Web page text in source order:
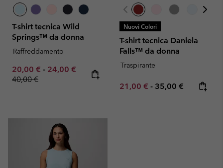
T-shirt tecnica Wild
Springs™ da donna
Raffreddamento
Minimum sale price:
20,00 € - Maximum sale price:
24,00 € Regular price:
40,00 €
Nuovi Colori
T-shirt tecnica Daniela
Falls™ da donna
Traspirante
Minimum sale price:
21,00 € - Maximum price:
35,00 €